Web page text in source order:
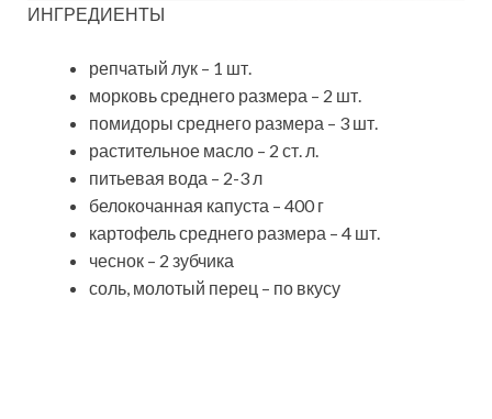
ИНГРЕДИЕНТЫ
репчатый лук – 1 шт.
морковь среднего размера – 2 шт.
помидоры среднего размера – 3 шт.
растительное масло – 2 ст. л.
питьевая вода – 2-3 л
белокочанная капуста – 400 г
картофель среднего размера – 4 шт.
чеснок – 2 зубчика
соль, молотый перец – по вкусу